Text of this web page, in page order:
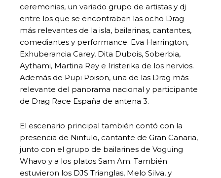
ceremonias, un variado grupo de artistas y dj
entre los que se encontraban las ocho Drag
más relevantes de la isla, bailarinas, cantantes,
comediantes y performance. Eva Harrington,
Exhuberancia Carey, Dita Dubois, Soberbia,
Aythami, Martina Rey e Iristerika de los nervios.
Además de Pupi Poison, una de las Drag más
relevante del panorama nacional y participante
de Drag Race España de antena 3.
El escenario principal también contó con la
presencia de Ninfulo, cantante de Gran Canaria,
junto con el grupo de bailarines de Voguing
Whavo y a los platos Sam Am. También
estuvieron los DJS Trianglas, Melo Silva, y